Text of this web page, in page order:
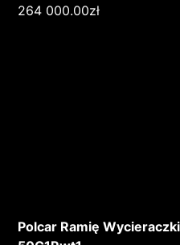
264 000.00zł
Polcar Ramię